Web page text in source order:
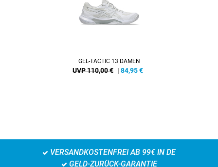
GEL-TACTIC 13 DAMEN
UVP 110,00 € | 84,95€
VERSANDKOSTENFREI AB 99€ IN DE
GELD-ZURÜCK-GARANTIE